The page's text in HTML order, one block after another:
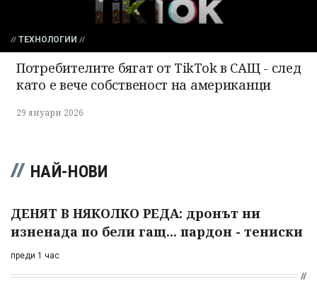
ТЕХНОЛОГИИ
Потребителите бягат от TikTok в САЩ - след
като е вече собственост на американци
29 януари 2026
НАЙ-НОВИ
ДЕНЯТ В НЯКОЛКО РЕДА: дронът ни
изненада по бели гащ... пардон - тениски
преди 1 час